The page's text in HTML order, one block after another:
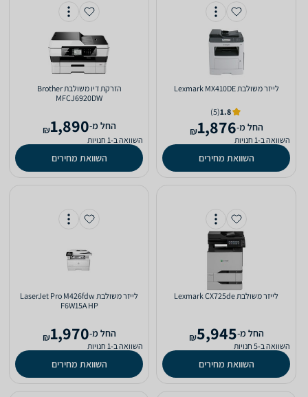
‏לייזר ‏משולבת Lexmark MX410DE
1.8
(5)
‫החל מ-1,876
₪
השוואה ב-1 חנויות
השוואת מחירים
‏הזרקת דיו ‏משולבת Brother
MFCJ6920DW
‫החל מ-1,890
₪
השוואה ב-1 חנויות
השוואת מחירים
‏לייזר ‏משולבת Lexmark CX725de
‫החל מ-5,945
₪
השוואה ב-5 חנויות
השוואת מחירים
‏לייזר ‏משולבת LaserJet Pro M426fdw‎
F6W15A HP
‫החל מ-1,970
₪
השוואה ב-1 חנויות
השוואת מחירים